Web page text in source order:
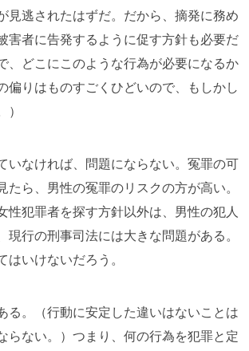
見逃されたはずだ。だから、摘発に務め
害者に告発するように促す方針も必要だ
、どこにこのような行為が必要になるか
偏りはものすごくひどいので、もしかし
いなければ、問題にならない。冤罪の可
ら、男性の冤罪のリスクの方が高い。
性犯罪者を探す方針以外は、男性の犯人
行の刑事司法には大きな問題がある。
いけないだろう。
る。（行動に安定した違いはないことは
らない。）つまり、何の行為を犯罪と定